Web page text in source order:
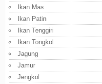
Ikan Mas
Ikan Patin
Ikan Tenggiri
Ikan Tongkol
Jagung
Jamur
Jengkol